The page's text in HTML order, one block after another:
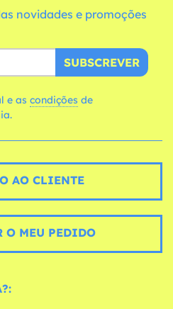
novidades e promoções
SUBSCREVER
e as condições
AO CLIENTE
O MEU PEDIDO